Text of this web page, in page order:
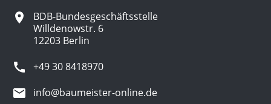
BDB-Bundesgeschäftsstelle
Willdenowstr. 6
12203 Berlin
+49 30 8418970
info@baumeister-online.de